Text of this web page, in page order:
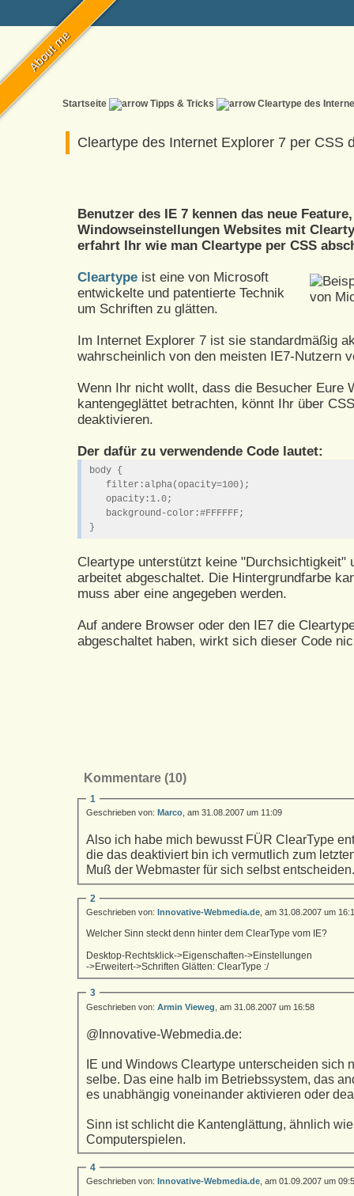
Startseite Tipps & Tricks Cleartype des
Cleartype des Internet Explorer 7 per CSS
Benutzer des IE 7 kennen das neue
Windowseinstellungen Websites mit
erfahrt Ihr wie man Cleartype per CSS
Cleartype ist eine von Microsoft
entwickelte und patentierte Technik
um Schriften zu glätten.
Im Internet Explorer 7 ist sie standardmäßig
wahrscheinlich von den meisten IE7-Nutzern
Wenn Ihr nicht wollt, dass die Besucher Eure
kantengeglättet betrachten, könnt Ihr über
deaktivieren.
Der dafür zu verwendende Code lautet:
body {
filter:alpha(opacity=100);
opacity:1.0;
background-color:#FFFFFF;
}
Cleartype unterstützt keine "Durchsichtigkeit"
arbeitet abgeschaltet. Die Hintergrundfarbe
muss aber eine angegeben werden.
Auf andere Browser oder den IE7 die
abgeschaltet haben, wirkt sich dieser Code
Kommentare (10)
1
Geschrieben von: Marco , am 31.08.2007 um 11:09
Also ich habe mich bewusst FÜR ClearType
die das deaktiviert bin ich vermutlich zum
Muß der Webmaster für sich selbst entscheiden.
2
Geschrieben von: Innovative-Webmedia.de , am 31.08.2007 um
Welcher Sinn steckt denn hinter dem ClearType vom IE?
Desktop-Rechtsklick->Eigenschaften->Einstellungen
->Erweitert->Schriften Glätten: ClearType :/
3
Geschrieben von: Armin Vieweg , am 31.08.2007 um 16:58
@Innovative-Webmedia.de:
IE und Windows Cleartype unterscheiden sich
selbe. Das eine halb im Betriebssystem, das
es unabhängig voneinander aktivieren oder
Sinn ist schlicht die Kantenglättung, ähnlich
Computerspielen.
4
Geschrieben von: Innovative-Webmedia.de , am 01.09.2007 um